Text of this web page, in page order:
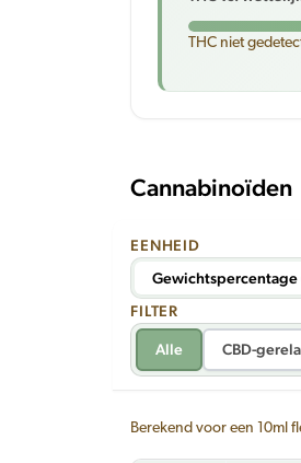
THC niet
Cannabinoïden
EENHEID
Gewichtspercentage
FILTER
Alle CBD-
Berekend voor een 10ml